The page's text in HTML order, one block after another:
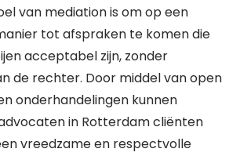
van mediation is om op een
tot afspraken te komen die
acceptabel zijn, zonder
de rechter. Door middel van open
onderhandelingen kunnen
in Rotterdam cliënten
vreedzame en respectvolle